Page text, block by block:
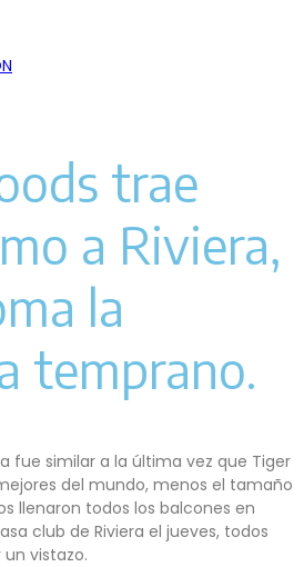
trae
a Riviera,
la
temprano.
fue similar a la última vez que Tiger
del mundo, menos el tamaño
llenaron todos los balcones en
club de Riviera el jueves, todos
vistazo.